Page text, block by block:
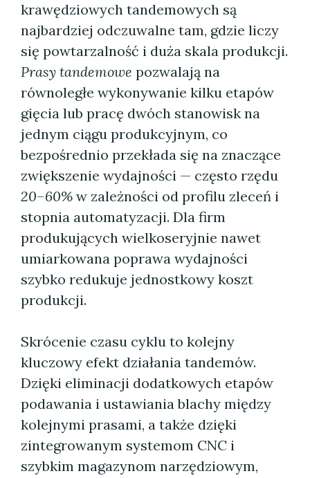
krawędziowych tandemowych są
najbardziej odczuwalne tam, gdzie liczy
się powtarzalność i duża skala produkcji.
Prasy tandemowe pozwalają na
równoległe wykonywanie kilku etapów
gięcia lub pracę dwóch stanowisk na
jednym ciągu produkcyjnym, co
bezpośrednio przekłada się na znaczące
zwiększenie wydajności — często rzędu
20–60% w zależności od profilu zleceń i
stopnia automatyzacji. Dla firm
produkujących wielkoseryjnie nawet
umiarkowana poprawa wydajności
szybko redukuje jednostkowy koszt
produkcji.
Skrócenie czasu cyklu to kolejny
kluczowy efekt działania tandemów.
Dzięki eliminacji dodatkowych etapów
podawania i ustawiania blachy między
kolejnymi prasami, a także dzięki
zintegrowanym systemom CNC i
szybkim magazynom narzędziowym,